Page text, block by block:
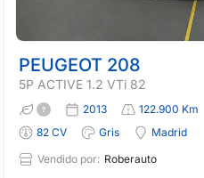
PEUGEOT 208
5P ACTIVE 1.2 VTi 82
2013 122.900 Km
82 CV
Gris
Madrid
Vendido por: Roberauto